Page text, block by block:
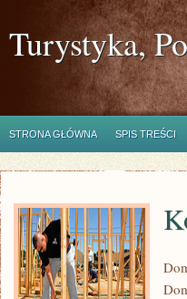
Turystyka,
STRONA GŁÓWNA SPIS TREŚCI